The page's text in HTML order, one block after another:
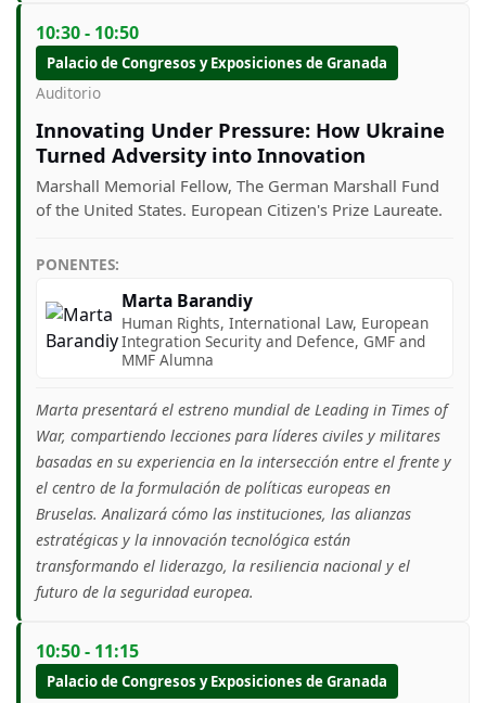
10:30 - 10:50
Palacio de Congresos y Exposiciones de Granada
Auditorio
Innovating Under Pressure: How Ukraine
Turned Adversity into Innovation
Marshall Memorial Fellow, The German Marshall Fund
of the United States. European Citizen's Prize Laureate.
PONENTES:
Marta Barandiy
Human Rights, International Law, European
Integration Security and Defence, GMF and
MMF Alumna
Marta presentará el estreno mundial de Leading in Times of
War, compartiendo lecciones para líderes civiles y militares
basadas en su experiencia en la intersección entre el frente y
el centro de la formulación de políticas europeas en
Bruselas. Analizará cómo las instituciones, las alianzas
estratégicas y la innovación tecnológica están
transformando el liderazgo, la resiliencia nacional y el
futuro de la seguridad europea.
10:50 - 11:15
Palacio de Congresos y Exposiciones de Granada